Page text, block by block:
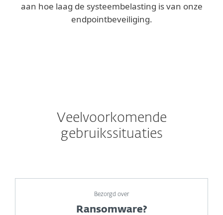
aan hoe laag de systeembelasting is van onze
endpointbeveiliging.
Veelvoorkomende
gebruikssituaties
Bezorgd over
Ransomware?